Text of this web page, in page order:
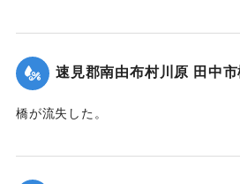
｜固有コード:00268355
速見郡南由布村川原 田中
橋が流失した。